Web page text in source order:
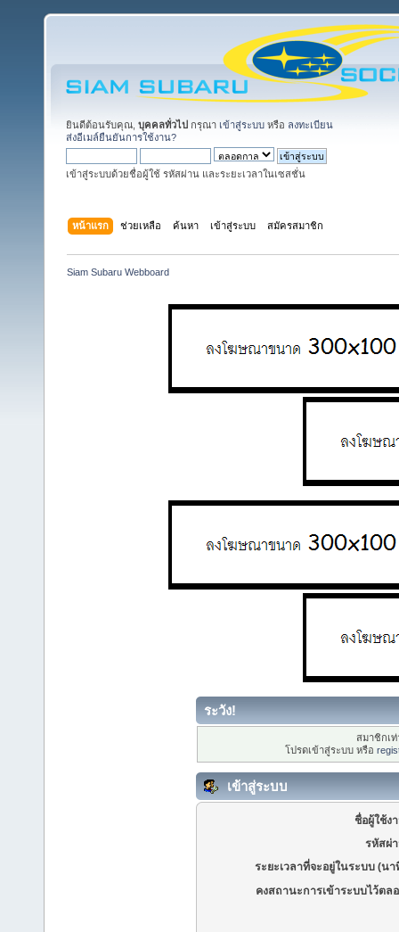
ยินดีต้อนรับคุณ, บุคคลทั่วไป กรุณา เข้าสู่ระบบ หรือ ลงทะเบียน
ส่งอีเมล์ยืนยันการใช้งาน?
เข้าสู่ระบบด้วยชื่อผู้ใช้ รหัสผ่าน และระยะเวลาในเซสชั่น
หน้าแรก ช่วยเหลือ ค้นหา เข้าสู่ระบบ สมัครสมาชิก
Siam Subaru Webboard
ระวัง!
สมาชิกเ
โปรดเข้าสู่ระบบ หรือ
เข้าสู่ระบบ
ชื่อผู้ใช้ง
รหัสผ่
ระยะเวลาที่จะอยู่ในระบบ (นา
คงสถานะการเข้าระบบไว้ตล